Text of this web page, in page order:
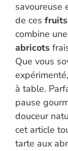
savoureuse
de ces fruits
combine
abricots
Que vous
à table.
pause
douceur
cet article
tarte aux